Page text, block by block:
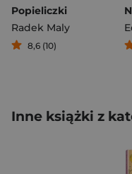
Popieliczki
Radek Maly
8,6 (10)
Inne książki z